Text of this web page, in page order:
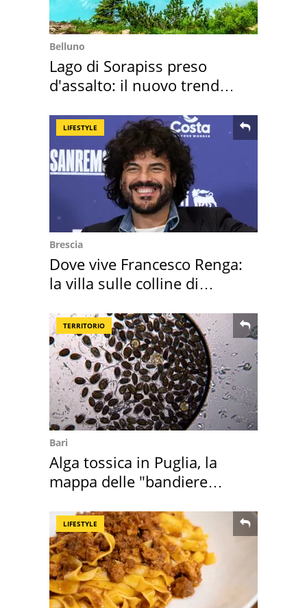
Belluno
Lago di Sorapiss preso
d'assalto: il nuovo trend
LIFESTYLE
Brescia
Dove vive Francesco Renga:
la villa sulle colline di
TERRITORIO
Bari
Alga tossica in Puglia, la
mappa delle "bandiere
LIFESTYLE